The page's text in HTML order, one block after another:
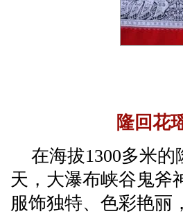
隆回花
在海拔1300多米
天，大瀑布峡谷鬼斧
服饰独特、色彩艳丽